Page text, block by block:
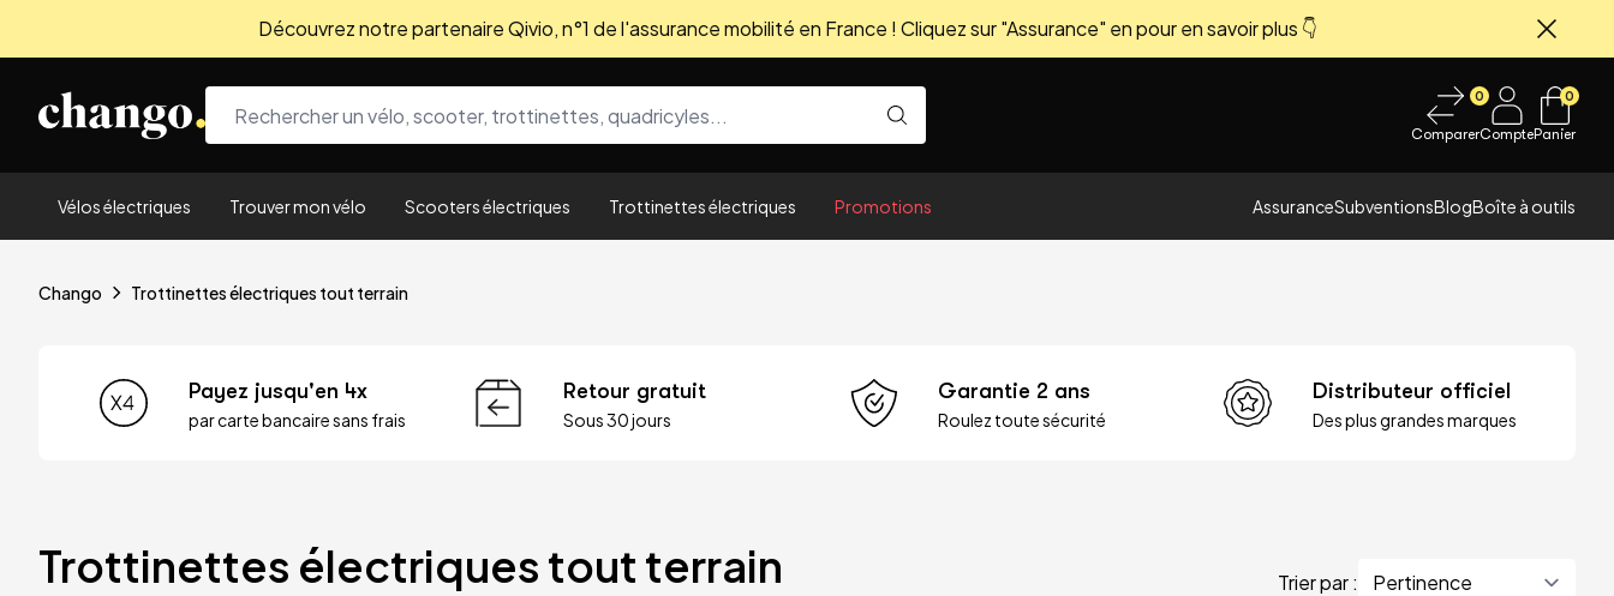
Découvrez notre partenaire Qivio, n°1 de l'assurance mobilité en France ! Cliquez sur "Assurance" en pour en savoir plus 👇
0
ComparerCompte
0
Panier
Vélos électriques Trouver mon vélo Scooters électriques Trottinettes électriques Promotions AssuranceSubventionsBlogBoîte à outils
Chango Trottinettes électriques tout terrain
Payez jusqu'en 4x
par carte bancaire sans frais
Retour gratuit
Sous 30 jours
Garantie 2 ans
Roulez toute sécurité
Distributeur officiel
Des plus grandes marques
Trottinettes électriques tout terrain Trier par :